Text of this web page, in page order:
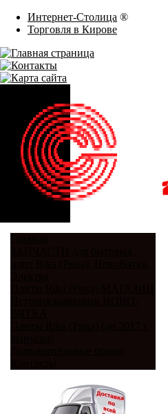
Интернет-Столица ®
Торговля в Кирове